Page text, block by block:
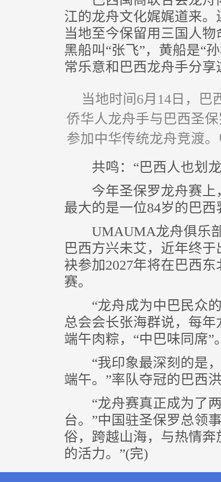
江的龙舟文化娓娓道来
当地至今保留用三国人
黑船叫“张飞”，黄船是“
常乐意和巴西龙舟手分
当地时间6月14日，巴
侨华人龙舟手与巴西圣
参加中华传统龙舟竞渡
共鸣：“巴西人也划龙
今年圣保罗龙舟赛上
最大的是一位84岁的巴
UMAUMA龙舟俱乐部
巴西方兴未艾，近年终
袂参加2027年将在巴西
赛。
“龙舟成为中巴民众的
总会会长张海群说，每
端午肉粽，“中巴味同席”
“我印象最深刻的是，
端午。”率队夺冠的巴西
“龙舟赛真正成为了两
台。”中国驻圣保罗总领
俗，跨越山海，与热情
的活力。”(完)